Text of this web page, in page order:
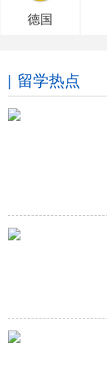
德国
留学热点